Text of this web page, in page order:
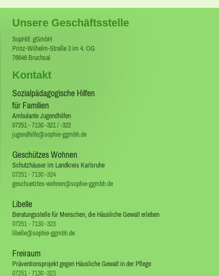
Unsere Geschäftsstelle
SopHiE gGmbH
Prinz-Wilhelm-Straße 3 im 4. OG
76646 Bruchsal
Kontakt
Sozialpädagogische Hilfen
für Familien
Ambulante Jugendhilfen
07251 - 7130 -321 / -322
jugendhilfe@sophie-ggmbh.de
Geschützes Wohnen
Schutzhäuser im Landkreis Karlsruhe
07251 - 7130 -324
geschuetztes-wohnen@sophie-ggmbh.de
Libelle
Beratungsstelle für Menschen, die Häusliche Gewalt erleben
07251 - 7130 -323
libelle@sophie-ggmbh.de
Freiraum
Präventionsprojekt gegen Häusliche Gewalt in der Pflege
07251 - 7130 -323